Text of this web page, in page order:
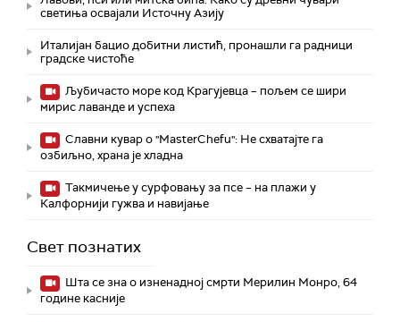
светиња освајали Источну Азију
Италијан бацио добитни листић, пронашли га радници
градске чистоће
Љубичасто море код Крагујевца – пољем се шири
мирис лаванде и успеха
Славни кувар о "MasterChefu": Не схватајте га
озбиљно, храна је хладна
Такмичење у сурфовању за псе – на плажи у
Калфорнији гужва и навијање
Свет познатих
Шта се зна о изненадној смрти Мерилин Монро, 64
године касније